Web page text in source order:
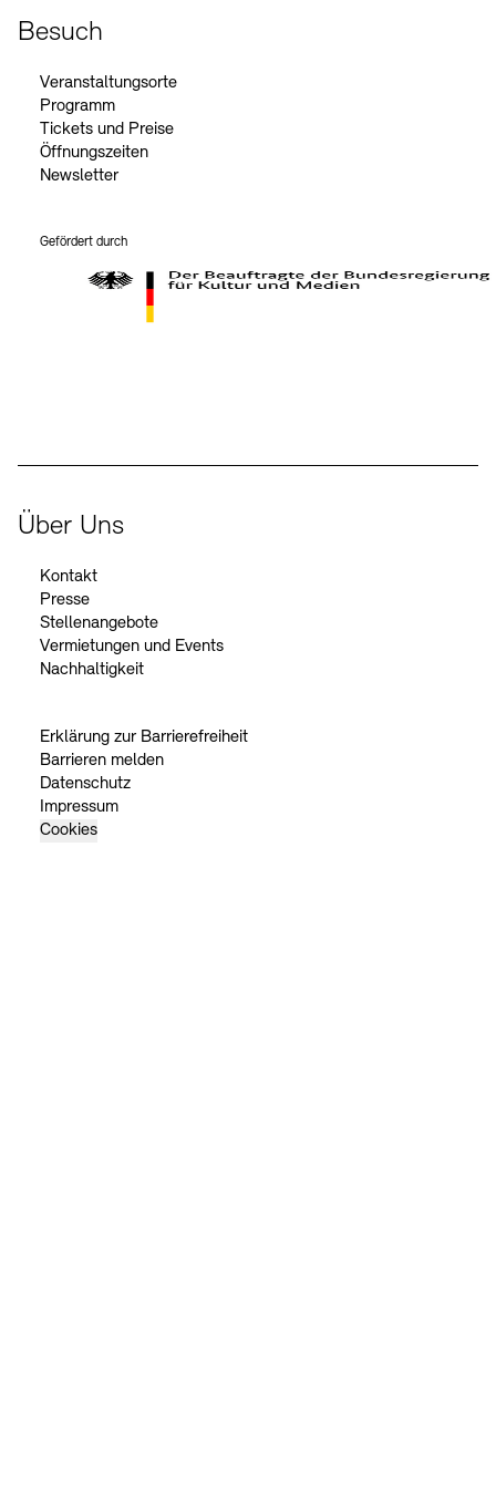
Besuch
Veranstaltungsorte
Programm
Tickets und Preise
Öffnungszeiten
Newsletter
Gefördert durch
Über Uns
Kontakt
Presse
Stellenangebote
Vermietungen und Events
Nachhaltigkeit
Erklärung zur Barrierefreiheit
Barrieren melden
Datenschutz
Impressum
Cookies